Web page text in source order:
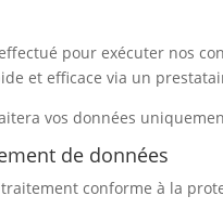
pour exécuter nos
et efficace via un
vos données
de données
conforme à la